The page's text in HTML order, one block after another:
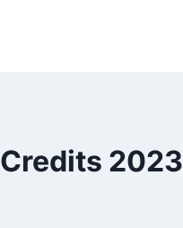
Credits 2023